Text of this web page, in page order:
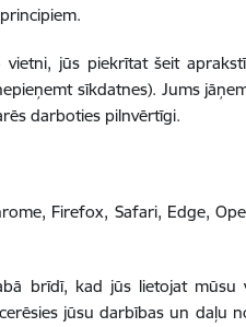
jūs piekrītat šeit
sīkdatnes). Jums
darboties pilnvērtīgi.
Firefox, Safari, Edge,
brīdī, kad jūs lietojat mūsu
jūsu darbības un daļu